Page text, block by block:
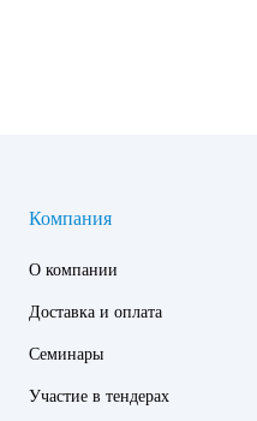
Компания
О компании
Доставка и оплата
Семинары
Участие в тендерах